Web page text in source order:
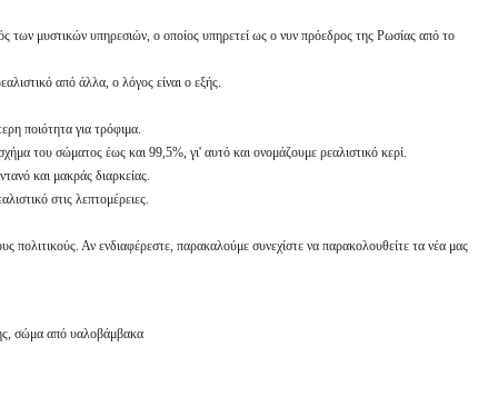
των μυστικών υπηρεσιών, ο οποίος υπηρετεί ως ο νυν πρόεδρος της Ρωσίας από το
από άλλα, ο λόγος είναι ο εξής.
ποιότητα για τρόφιμα.
του σώματος έως και 99,5%, γι' αυτό και ονομάζουμε ρεαλιστικό κερί.
και μακράς διαρκείας.
στις λεπτομέρειες.
πολιτικούς. Αν ενδιαφέρεστε, παρακαλούμε συνεχίστε να παρακολουθείτε τα νέα μας
σώμα από υαλοβάμβακα